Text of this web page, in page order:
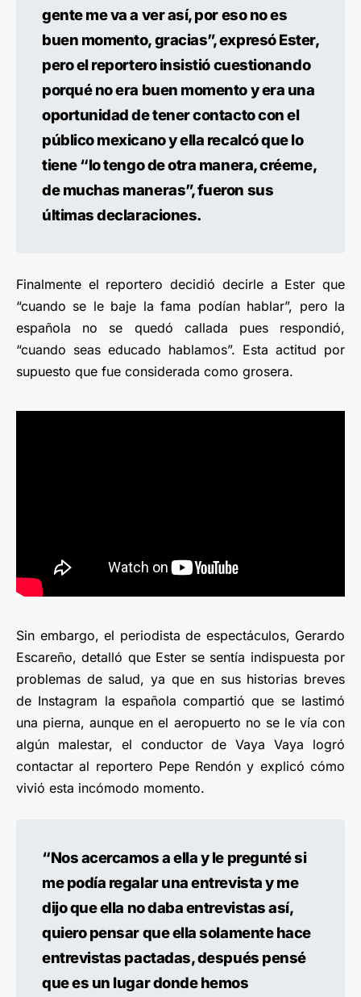
gente me va a ver así, por eso no es
buen momento, gracias”, expresó Ester,
pero el reportero insistió cuestionando
porqué no era buen momento y era una
oportunidad de tener contacto con el
público mexicano y ella recalcó que lo
tiene “lo tengo de otra manera, créeme,
de muchas maneras”, fueron sus
últimas declaraciones.
Finalmente el reportero decidió decirle a Ester que
“cuando se le baje la fama podían hablar”, pero la
española no se quedó callada pues respondió,
“cuando seas educado hablamos”. Esta actitud por
supuesto que fue considerada como grosera.
Sin embargo, el periodista de espectáculos, Gerardo
Escareño, detalló que Ester se sentía indispuesta por
problemas de salud, ya que en sus historias breves
de Instagram la española compartió que se lastimó
una pierna, aunque en el aeropuerto no se le vía con
algún malestar, el conductor de Vaya Vaya logró
contactar al reportero Pepe Rendón y explicó cómo
vivió esta incómodo momento.
“Nos acercamos a ella y le pregunté si
me podía regalar una entrevista y me
dijo que ella no daba entrevistas así,
quiero pensar que ella solamente hace
entrevistas pactadas, después pensé
que es un lugar donde hemos